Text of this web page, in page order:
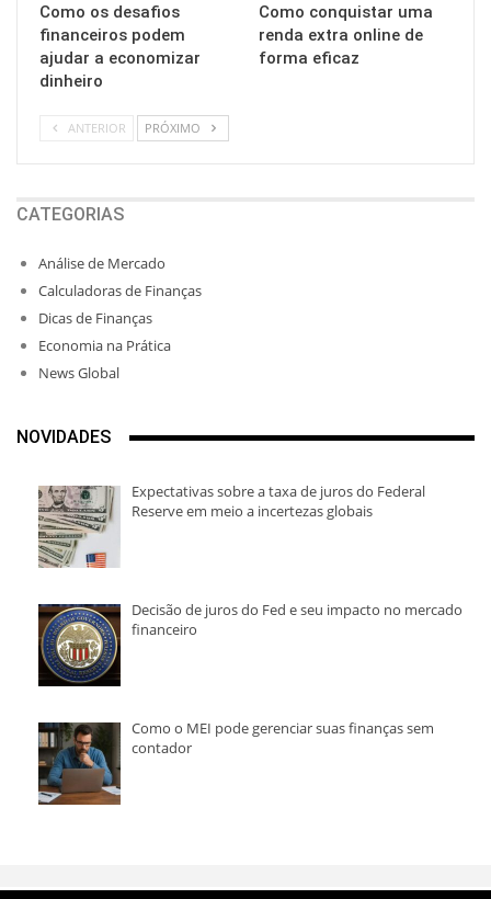
Como os desafios
financeiros podem
ajudar a economizar
dinheiro
Como conquistar uma
renda extra online de
forma eficaz
ANTERIOR PRÓXIMO
CATEGORIAS
Análise de Mercado
Calculadoras de Finanças
Dicas de Finanças
Economia na Prática
News Global
NOVIDADES
Expectativas sobre a taxa de juros do Federal
Reserve em meio a incertezas globais
Decisão de juros do Fed e seu impacto no mercado
financeiro
Como o MEI pode gerenciar suas finanças sem
contador